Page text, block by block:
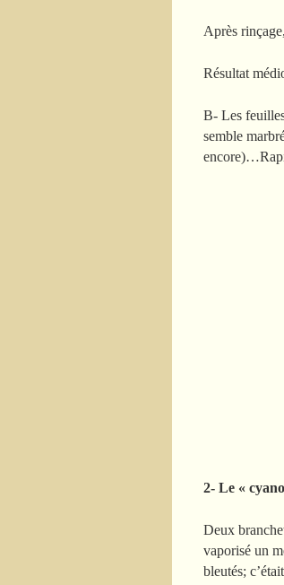
Après
Résultat
B- Les
semble
2- Le «
Deux
vaporisé un
bleutés;